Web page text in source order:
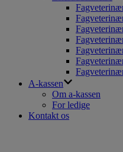
A-kassen
Om a-kassen
For ledige
Kontakt os